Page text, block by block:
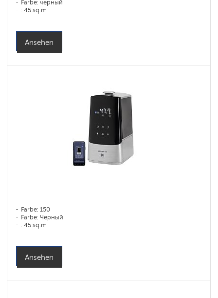
Farbe: черный
: 45 sq.m
Ansehen
Farbe: 150
Farbe: Черный
: 45 sq.m
Ansehen